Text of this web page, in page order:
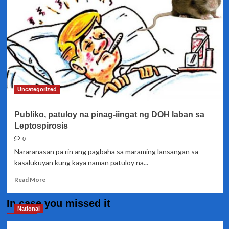
Uncategorized
Publiko, patuloy na pinag-iingat ng DOH laban sa
Leptospirosis
0
Nararanasan pa rin ang pagbaha sa maraming lansangan sa
kasalukuyan kung kaya naman patuloy na...
Read MoreRead
Publiko,
In case you missed it
National